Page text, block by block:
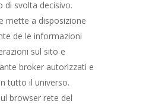
di svolta decisivo.
mette a disposizione
de le informazioni
sul sito e
broker autorizzati e
tutto il universo.
browser rete del